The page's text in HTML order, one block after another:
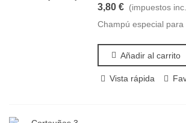
3,80 € (impuestos
Champú especial
Añadir al carrito
Vista rápida